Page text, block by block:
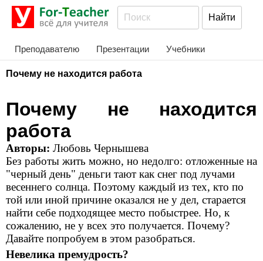
Преподавателю Презентации Учебники
Почему не находится работа
Почему не находится
работа
Авторы: Любовь Чернышева
Без работы жить можно, но недолго: отложенные на
"черный день" деньги тают как снег под лучами
весеннего солнца. Поэтому каждый из тех, кто по
той или иной причине оказался не у дел, старается
найти себе подходящее место побыстрее. Но, к
сожалению, не у всех это получается. Почему?
Давайте попробуем в этом разобраться.
Невелика премудрость?